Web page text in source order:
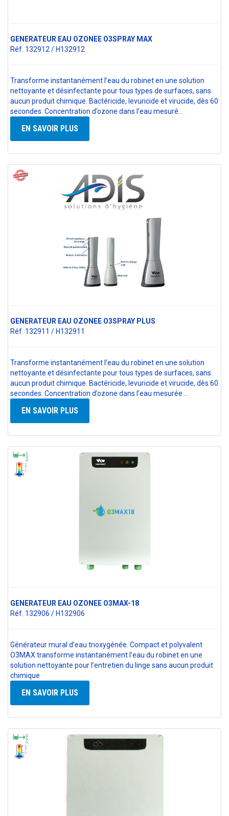
GENERATEUR EAU OZONEE O3SPRAY MAX
Réf. 132912 / H132912
Transforme instantanément l’eau du robinet en une solution
nettoyante et désinfectante pour tous types de surfaces, sans
aucun produit chimique. Bactéricide, levuricide et virucide, dès 60
secondes. Concentration d’ozone dans l’eau mesuré…
EN SAVOIR PLUS
GENERATEUR EAU OZONEE O3SPRAY PLUS
Réf. 132911 / H132911
Transforme instantanément l’eau du robinet en une solution
nettoyante et désinfectante pour tous types de surfaces, sans
aucun produit chimique. Bactéricide, levuricide et virucide, dès 60
secondes. Concentration d’ozone dans l’eau mesurée …
EN SAVOIR PLUS
GENERATEUR EAU OZONEE O3MAX-18
Réf. 132906 / H132906
Générateur mural d’eau trioxygénée. Compact et polyvalent
O3MAX transforme instantanément l’eau du robinet en une
solution nettoyante pour l’entretien du linge sans aucun produit
chimique
EN SAVOIR PLUS